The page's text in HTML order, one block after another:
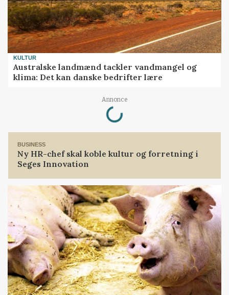
KULTUR
Australske landmænd tackler vandmangel og
klima: Det kan danske bedrifter lære
Annonce
Loading...
BUSINESS
Ny HR-chef skal koble kultur og forretning i
Seges Innovation